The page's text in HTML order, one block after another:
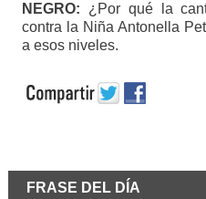
NEGRO: ¿Por qué la
contra la Niña Antonella
a esos niveles.
FRASE DEL DÍA